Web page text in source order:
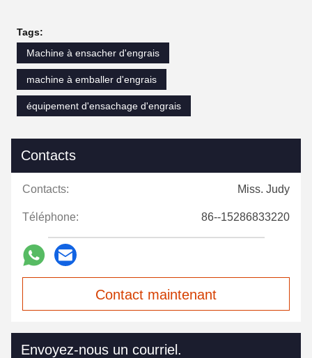
Tags:
Machine à ensacher d'engrais
machine à emballer d'engrais
équipement d'ensachage d'engrais
Contacts
Contacts: Miss. Judy
Téléphone: 86--15286833220
Contact maintenant
Envoyez-nous un courriel.